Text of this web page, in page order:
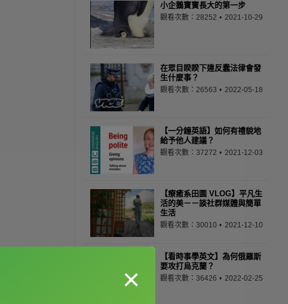
小企鵝寶寶長大的第一步
觀看次數：28252 2021-10-29
在眾目睽睽下違反蠢法律會發
生什麼事？
觀看次數：26563 2022-05-18
【一分鐘英語】如何有禮貌地
給予他人建議？
觀看次數：37272 2021-12-03
【療癒系田園 VLOG】平凡生
活的美－－談社群媒體與簡單
生活
觀看次數：30010 2021-12-10
【看時事學英文】為何俄羅斯
要攻打烏克蘭？
觀看次數：36426 2022-02-25
×